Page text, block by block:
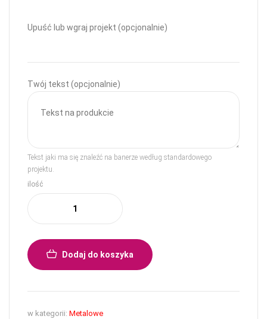
Upuść lub wgraj projekt (opcjonalnie)
Twój tekst (opcjonalnie)
Tekst jaki ma się znaleźć na banerze według standardowego
projektu.
ilość
Dodaj do koszyka
w kategorii: Metalowe